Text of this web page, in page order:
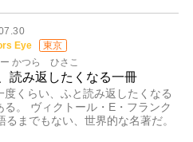
Eye
東京
かつら ひさこ
読み返したくなる一冊
度くらい、ふと読み返したくなる
る。 ヴィクトール・E・フランク
までもない、世界的な名著だ。